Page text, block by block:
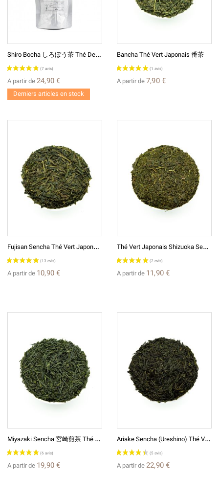
S
Hiro Bocha しろぼう茶 Thé De Tiges Grillées Thé Vert Japonais
A partir de 24,90 €
Derniers articles en stock
Bancha Thé Vert Japonais 番茶
A partir de 7,90 €
F
Ujisan Sencha Thé Vert Japonais 富士山煎茶
A partir de 10,90 €
T
Hé Vert Japonais Shizuoka Sencha 静岡煎茶
A partir de 11,90 €
M
Iyazaki Sencha 宮崎煎茶 Thé Vert Japonais
A partir de 19,90 €
A
Riake Sencha (Ureshino) Thé Vert Japonais 煎茶ありあけ(嬉野)
A partir de 22,90 €